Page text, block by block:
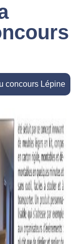
concours Lépine